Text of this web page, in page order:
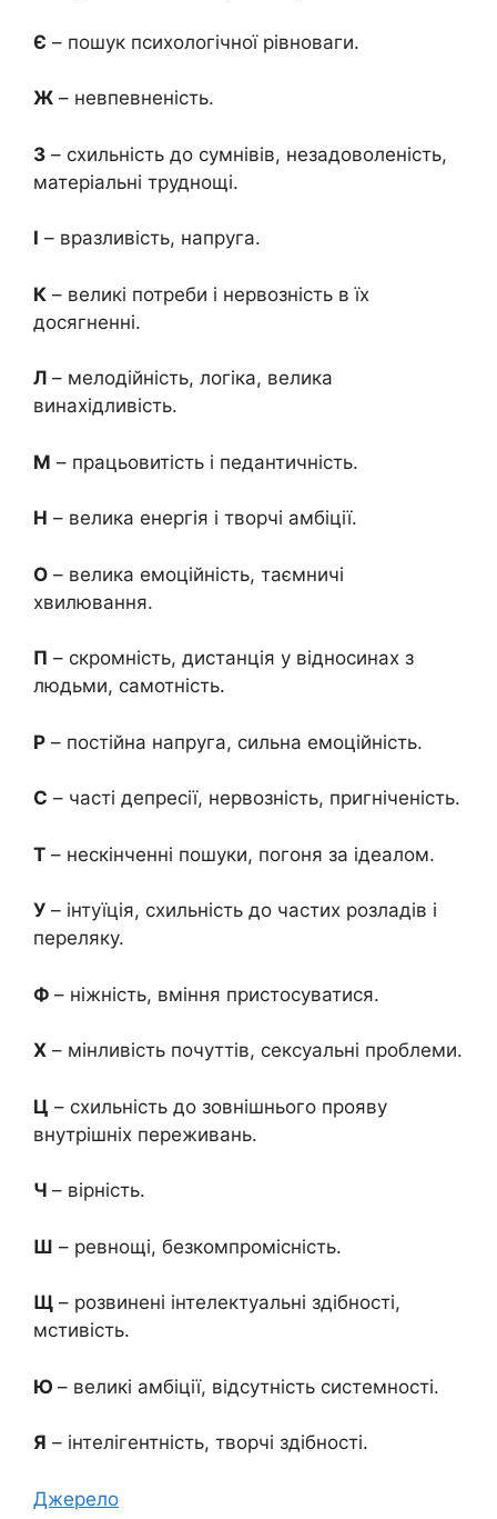
Є – пошук психологічної рівноваги.
Ж – невпевненість.
З – схильність до сумнівів, незадоволеність,
матеріальні труднощі.
І – вразливість, напруга.
К – великі потреби і нервозність в їх
досягненні.
Л – мелодійність, логіка, велика
винахідливість.
М – працьовитість і педантичність.
Н – велика енергія і творчі амбіції.
О – велика емоційність, таємничі
хвилювання.
П – скромність, дистанція у відносинах з
людьми, самотність.
Р – постійна напруга, сильна емоційність.
С – часті депресії, нервозність, пригніченість.
Т – нескінченні пошуки, погоня за ідеалом.
У – інтуїція, схильність до частих розладів і
переляку.
Ф – ніжність, вміння пристосуватися.
Х – мінливість почуттів, сексуальні проблеми.
Ц – схильність до зовнішнього прояву
внутрішніх переживань.
Ч – вірність.
Ш – ревнощі, безкомпромісність.
Щ – розвинені інтелектуальні здібності,
мстивість.
Ю – великі амбіції, відсутність системності.
Я – інтелігентність, творчі здібності.
Джерело